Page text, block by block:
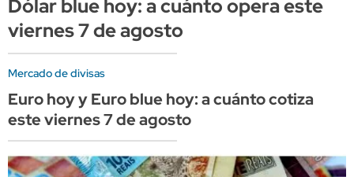
Dólar blue hoy: a cuánto opera este
viernes 7 de agosto
Mercado de divisas
Euro hoy y Euro blue hoy: a cuánto cotiza
este viernes 7 de agosto